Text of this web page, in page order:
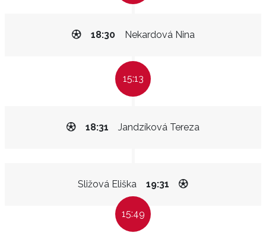
Nekardová Nina
18:30
15:13
Jandzíková Tereza
18:31
Sližová Eliška 19:31
15:49